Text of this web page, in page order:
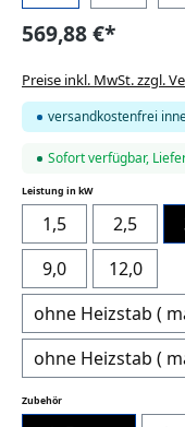
569,88 €*
Preise inkl. MwSt. zzgl.
versandkostenfrei
Sofort verfügbar,
Leistung in kWauswählen
1,5 2,5
9,0
12,0
ohne Heizstab (
ohne Heizstab (
Zubehörauswählen